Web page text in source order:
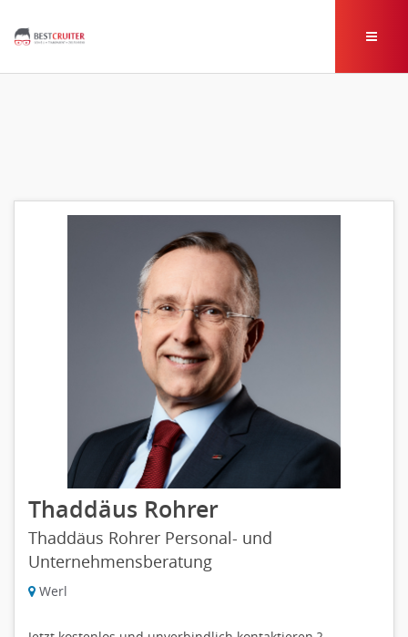
Thaddäus Rohrer
Thaddäus Rohrer Personal- und
Unternehmensberatung
Werl